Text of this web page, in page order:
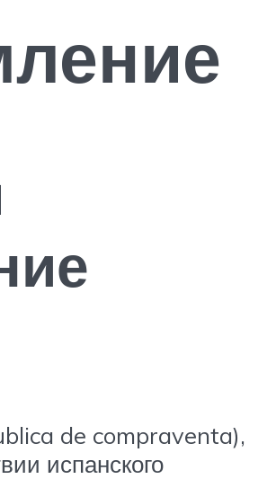
de compraventa),
испанского